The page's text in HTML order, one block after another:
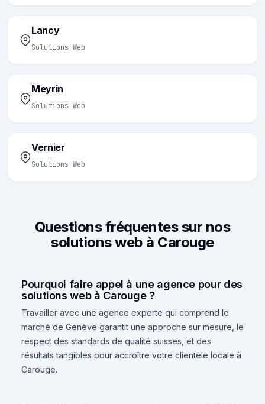
Lancy
Solutions Web
Meyrin
Solutions Web
Vernier
Solutions Web
Questions fréquentes sur nos
solutions web à Carouge
Pourquoi faire appel à une agence pour des
solutions web à Carouge ?
Travailler avec une agence experte qui comprend le
marché de Genève garantit une approche sur mesure, le
respect des standards de qualité suisses, et des
résultats tangibles pour accroître votre clientèle locale à
Carouge.